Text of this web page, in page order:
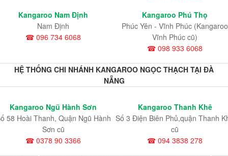
Kangaroo Nam Định
Nam Định
☎ 096 734 6068
Kangaroo Phú Thọ
Phúc Yên - Vĩnh Phúc (Kangaroo
Vĩnh Phúc cũ)
☎ 098 933 6068
HỆ THỐNG CHI NHÁNH KANGAROO NGỌC THẠCH TẠI ĐÀ
NẴNG
Kangaroo Ngũ Hành Sơn
58 Hoài Thanh, Quận Ngũ Hành
Sơn cũ
☎ 0378 90 3366
Kangaroo Thanh Khê
Số 3 Điện Biên Phủ,quận Thanh
cũ
☎ 094 3838 278